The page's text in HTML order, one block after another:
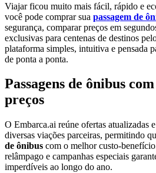
Viajar ficou muito mais fácil, rápido e
você pode comprar sua passagem de
segurança, comparar preços em
exclusivas para centenas de destinos
plataforma simples, intuitiva e pensada
de ponta a ponta.
Passagens de ônibus
preços
O Embarca.ai reúne ofertas atualizadas
diversas viações parceiras, permitindo
de ônibus com o melhor custo-
relâmpago e campanhas especiais
imperdíveis ao longo do ano.